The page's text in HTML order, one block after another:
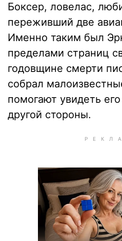
Боксер, ловелас,
переживший две
Именно таким был
пределами страниц
годовщине смерти
собрал
помогают увидеть
другой стороны.